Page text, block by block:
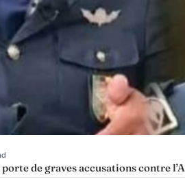
de graves accusations contre